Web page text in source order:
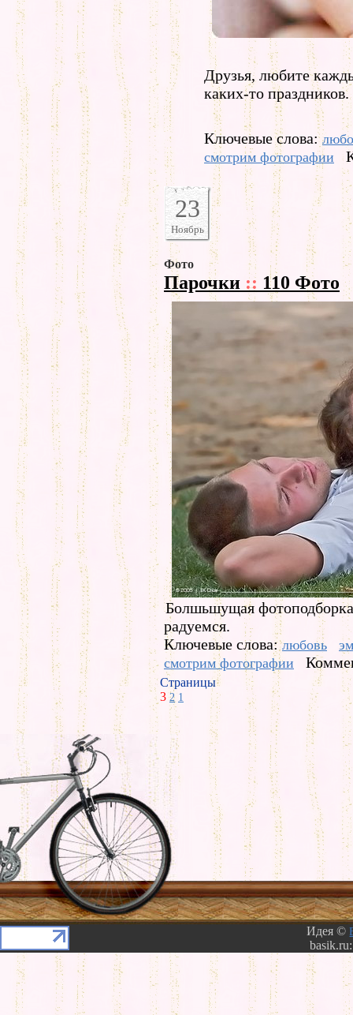
Друзья, любите
каких-то праздников.
Ключевые слова:
смотрим фотографии
23
Ноябрь
Фото
Парочки :: 110 Фото
Болшьшущая
радуемся.
Ключевые слова:любовь
смотрим фотографии
Страницы
3 2 1
Идея ©